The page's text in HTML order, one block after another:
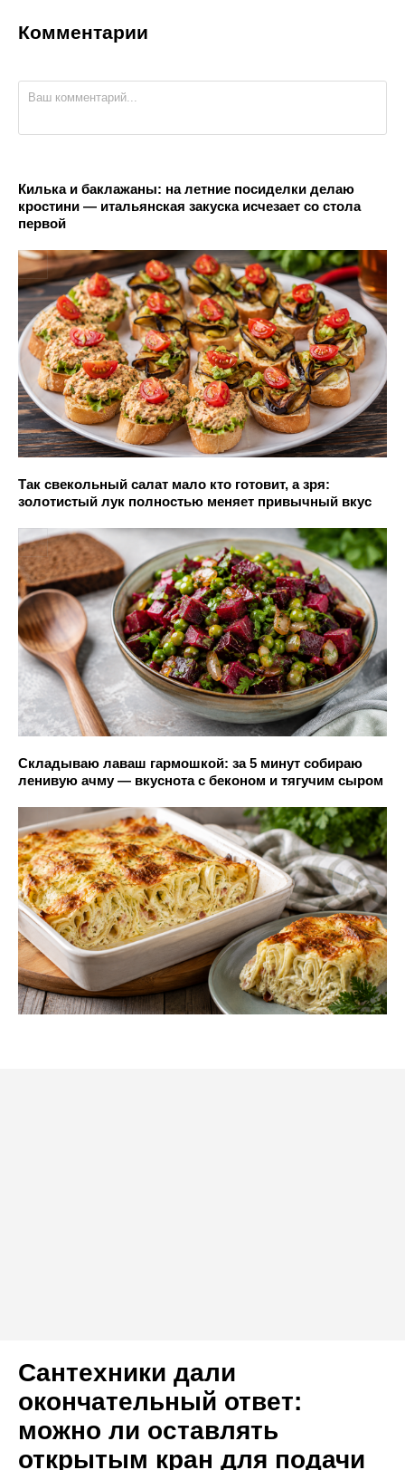
Комментарии
Килька и баклажаны: на летние посиделки делаю
кростини — итальянская закуска исчезает со стола
первой
Так свекольный салат мало кто готовит, а зря:
золотистый лук полностью меняет привычный вкус
Складываю лаваш гармошкой: за 5 минут собираю
ленивую ачму — вкуснота с беконом и тягучим сыром
Сантехники дали
окончательный ответ:
можно ли оставлять
открытым кран для подачи